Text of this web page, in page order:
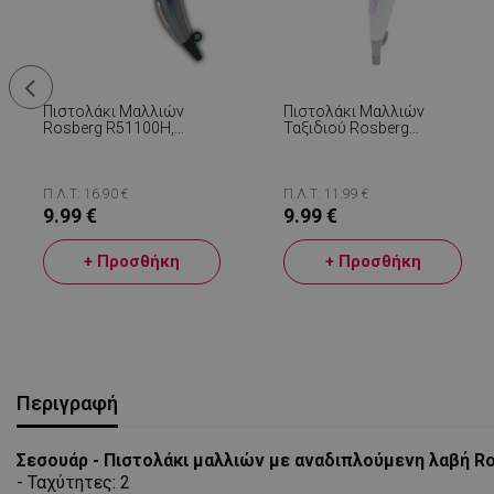
Πιστολάκι Μαλλιών
Rosberg R51100H,
Π.Λ.Τ: 16.90 €
9.99 €
+ Προσθήκη
Πιστολάκι Μαλλιών
Ταξιδιού Rosberg
Π.Λ.Τ: 11.99 €
9.99 €
+ Προσθήκη
Περιγραφή
Σεσουάρ - Πιστολάκι μαλλιών με αναδιπλούμενη λαβή
- Ταχύτητες: 2